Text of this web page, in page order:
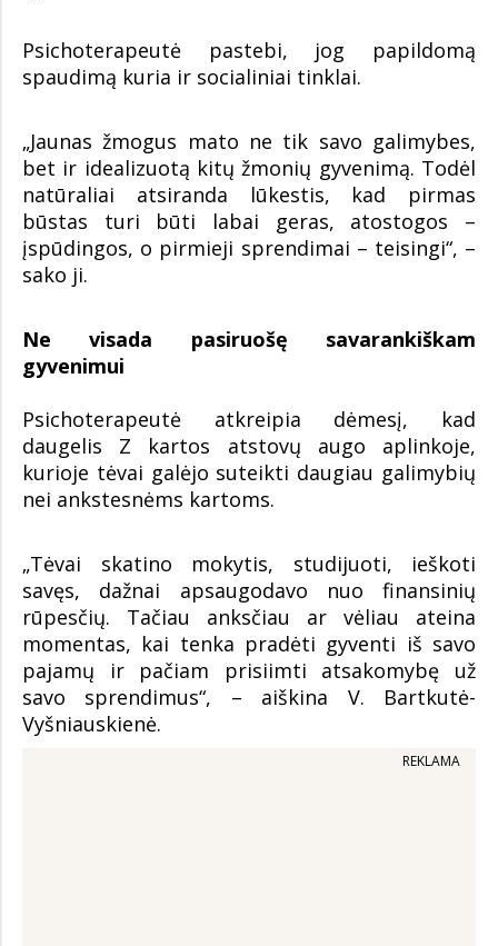
Psichoterapeutė pastebi, jog papildomą
spaudimą kuria ir socialiniai tinklai.
„Jaunas žmogus mato ne tik savo galimybes,
bet ir idealizuotą kitų žmonių gyvenimą. Todėl
natūraliai atsiranda lūkestis, kad pirmas
būstas turi būti labai geras, atostogos –
įspūdingos, o pirmieji sprendimai – teisingi“, –
sako ji.
Ne visada pasiruošę savarankiškam
gyvenimui
Psichoterapeutė atkreipia dėmesį, kad
daugelis Z kartos atstovų augo aplinkoje,
kurioje tėvai galėjo suteikti daugiau galimybių
nei ankstesnėms kartoms.
„Tėvai skatino mokytis, studijuoti, ieškoti
savęs, dažnai apsaugodavo nuo finansinių
rūpesčių. Tačiau anksčiau ar vėliau ateina
momentas, kai tenka pradėti gyventi iš savo
pajamų ir pačiam prisiimti atsakomybę už
savo sprendimus“, – aiškina V. Bartkutė-
Vyšniauskienė.
REKLAMA